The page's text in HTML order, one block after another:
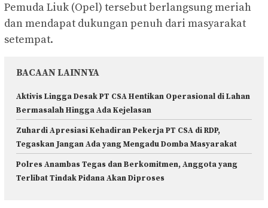
Pemuda Liuk (Opel) tersebut berlangsung meriah
dan mendapat dukungan penuh dari masyarakat
setempat.
BACAAN LAINNYA
Aktivis Lingga Desak PT CSA Hentikan Operasional di Lahan
Bermasalah Hingga Ada Kejelasan
Zuhardi Apresiasi Kehadiran Pekerja PT CSA di RDP,
Tegaskan Jangan Ada yang Mengadu Domba Masyarakat
Polres Anambas Tegas dan Berkomitmen, Anggota yang
Terlibat Tindak Pidana Akan Diproses